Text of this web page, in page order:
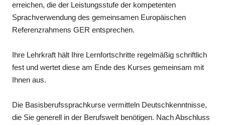
erreichen, die der Leistungsstufe der kompetenten
Sprachverwendung des gemeinsamen Europäischen
Referenzrahmens GER entsprechen.
Ihre Lehrkraft hält Ihre Lernfortschritte regelmäßig schriftlich
fest und wertet diese am Ende des Kurses gemeinsam mit
Ihnen aus.
Die Basisberufssprachkurse vermitteln Deutschkenntnisse,
die Sie generell in der Berufswelt benötigen. Nach Abschluss